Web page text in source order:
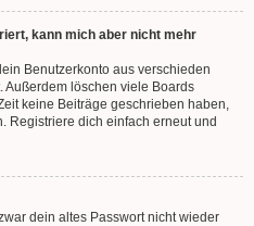
kann mich aber nicht mehr
Benutzerkonto aus verschieden
Außerdem löschen viele Boards
keine Beiträge geschrieben haben,
Registriere dich einfach erneut und
dein altes Passwort nicht wieder